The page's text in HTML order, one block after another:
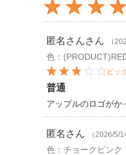
匿名さんさん （
色：
ビッ
普通
アップルのロゴがか
匿名 さん （2026/5/
色：チョークピンク